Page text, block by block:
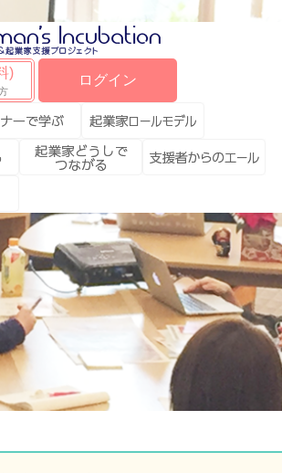
) ログイン
で学ぶ
起業家ロールモデ
ル